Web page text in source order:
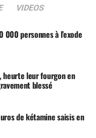
VIDEOS
000 personnes à l’exode
heurte leur fourgon en
blessé
de kétamine saisis en